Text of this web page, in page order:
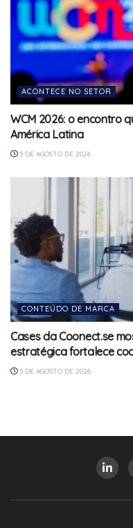
ACONTECE NO SETOR
WCM 2026: o encontro
América Latina
5 DE AGOSTO DE 2026
CONTEÚDO DE MARCA
Cases da Coonect.se
estratégica fortalece
5 DE AGOSTO DE 2026